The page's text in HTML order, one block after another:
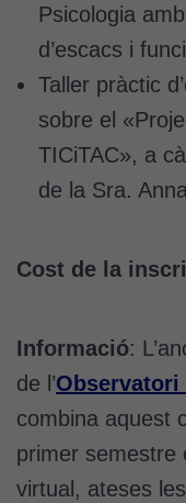
Psicologia
d’escacs i
Taller pràctic
sobre el
TICiTAC», a
de la Sra.
Cost de la
Informació:
de l’Observatori
combina aquest
primer semestre
virtual, ateses